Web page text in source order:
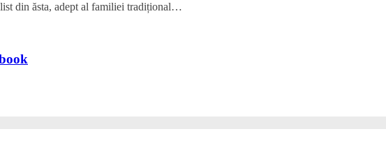
din ăsta, adept al familiei tradițional…